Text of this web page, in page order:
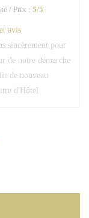
/ Prix : 5/5
avis
sincèrement pour
de notre démarche
de nouveau
d'Hôtel